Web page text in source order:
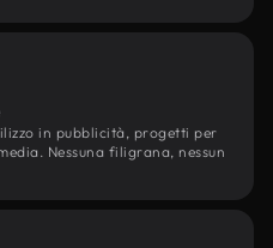
in pubblicità, progetti per
Nessuna filigrana, nessun